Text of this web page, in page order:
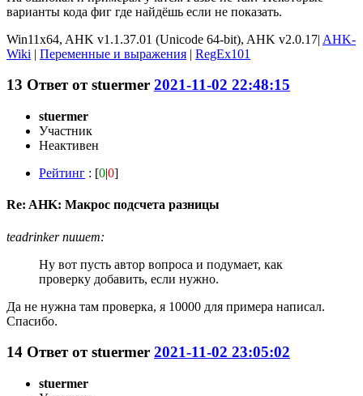
варианты кода фиг где найдёшь если не показать.
Win11x64, AHK v1.1.37.01 (Unicode 64-bit), AHK v2.0.17| AHK-
Wiki | Переменные и выражения | RegEx101
13 Ответ отstuermer 2021-11-02 22:48:15
stuermer
Участник
Неактивен
Рейтинг : [0|0]
Re: AHK: Макрос подсчета разницы
teadrinker пишет:
Ну вот пусть автор вопроса и подумает, как
проверку добавить, если нужно.
Да не нужна там проверка, я 10000 для примера написал.
Спасибо.
14 Ответ отstuermer 2021-11-02 23:05:02
stuermer